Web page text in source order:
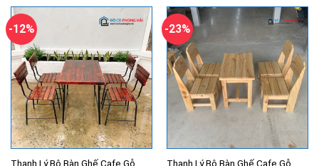
1.350.000₫.
720.000₫.
-12%
Thanh Lý Bộ Bàn Ghế Cafe Gỗ
-23%
Thanh Lý Bộ Bàn Ghế Cafe Gỗ